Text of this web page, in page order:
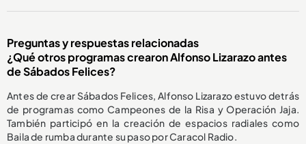
Preguntas y respuestas relacionadas
¿Qué otros programas crearon Alfonso Lizarazo antes
de Sábados Felices?
Antes de crear Sábados Felices, Alfonso Lizarazo estuvo detrás
de programas como Campeones de la Risa y Operación Jaja.
También participó en la creación de espacios radiales como
Baila de rumba durante su paso por Caracol Radio.